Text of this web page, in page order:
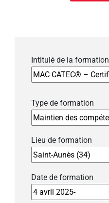
Intitulé de la formation
Type de formation
Lieu de formation
Date de formation